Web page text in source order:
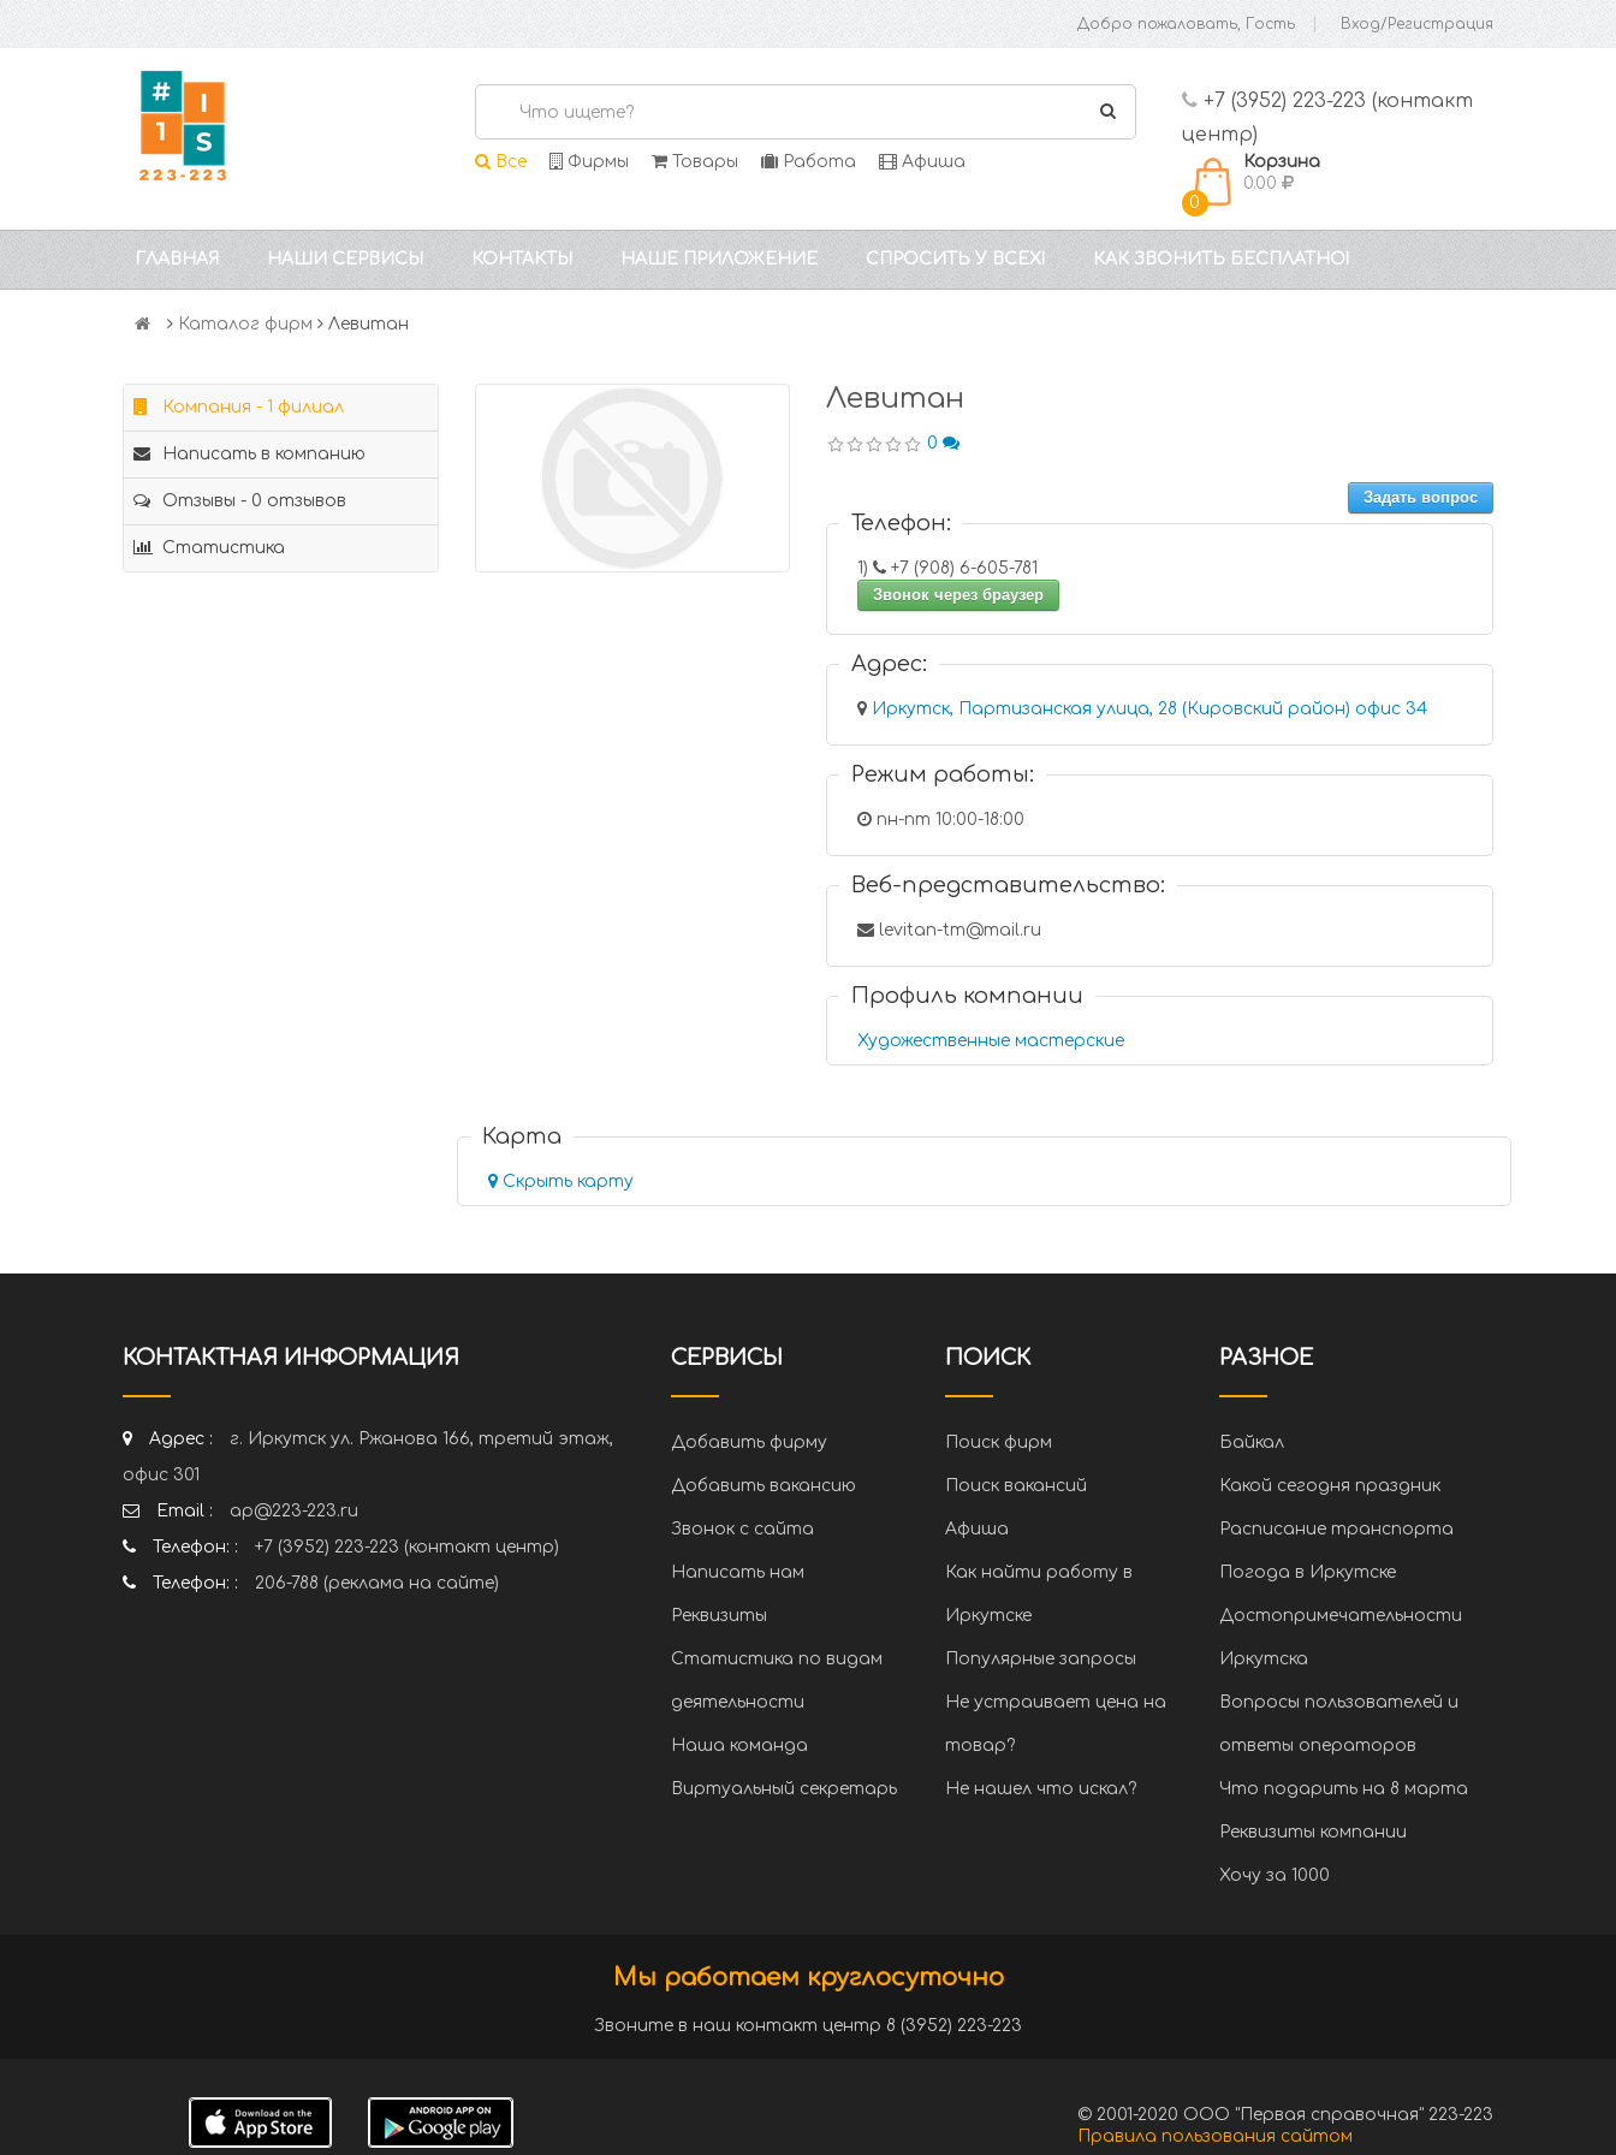
Добро пожаловать, Гость Вход/Регистрация
Все Фирмы Товары Работа Афиша
+7 (3952) 223-223 (контакт
центр)
0
Корзина
0.00
ГЛАВНАЯ НАШИ СЕРВИСЫ КОНТАКТЫ НАШЕ ПРИЛОЖЕНИЕ СПРОСИТЬ У ВСЕХ! КАК ЗВОНИТЬ БЕСПЛАТНО!
Каталог фирм Левитан
Компания - 1 филиал
Написать в компанию
Отзывы - 0 отзывов
Статистика
Левитан
0
Задать вопрос
Телефон:
1)
+7 (908) 6-605-781
Звонок через браузер
Адрес:
Иркутск, Партизанская улица, 28 (Кировский район) офис 34
Режим работы:
пн-пт 10:00-18:00
Веб-представительство:
levitan-tm@mail.ru
Профиль компании
Художественные мастерские
Карта
Скрыть карту
КОНТАКТНАЯ ИНФОРМАЦИЯ
Адрес :
г. Иркутск ул. Ржанова 166, третий этаж,
офис 301
Email :
ap@223-223.ru
Телефон: :
+7 (3952) 223-223 (контакт центр)
Телефон: :
206-788 (реклама на сайте)
СЕРВИСЫ
Добавить фирму
Добавить вакансию
Звонок с сайта
Написать нам
Реквизиты
Статистика по видам
деятельности
Наша команда
Виртуальный секретарь
ПОИСК
Поиск фирм
Поиск вакансий
Афиша
Как найти работу в
Иркутске
Популярные запросы
Не устраивает цена на
товар?
Не нашел что искал?
РАЗНОЕ
Байкал
Какой сегодня праздник
Расписание транспорта
Погода в Иркутске
Достопримечательности
Иркутска
Вопросы пользователей и
ответы операторов
Что подарить на 8 марта
Реквизиты компании
Хочу за 1000
Мы работаем круглосуточно
Звоните в наш контакт центр 8 (3952) 223-223
© 2001-2020 ООО "Первая справочная" 223-223
Правила пользования сайтом